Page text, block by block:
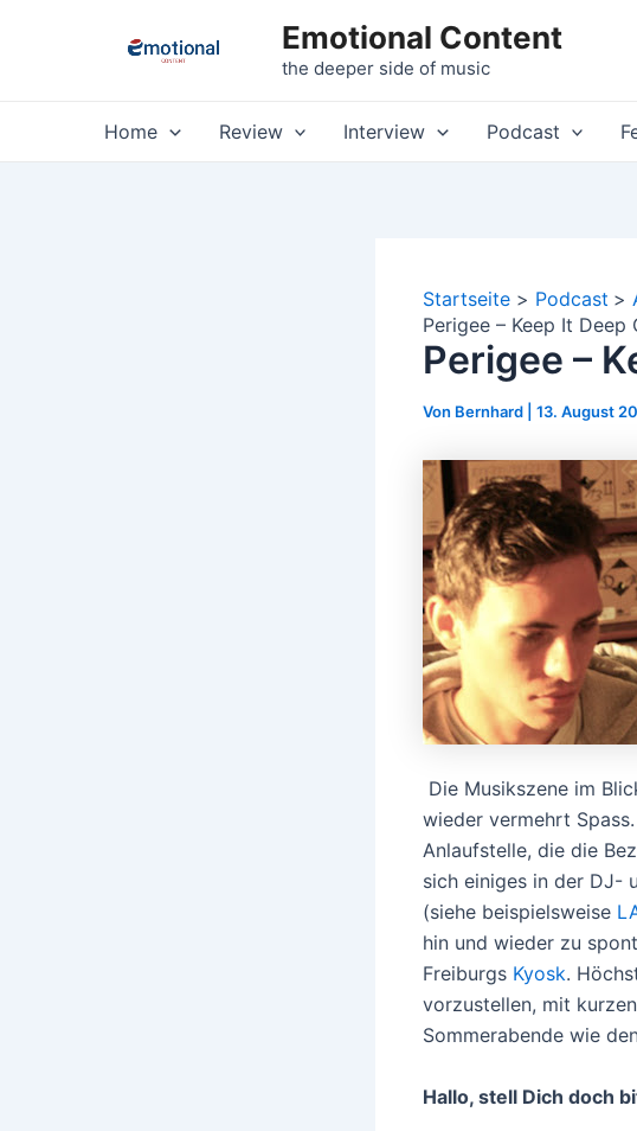
Emotional Content
the deeper side of music
Home Review Interview Podcast
Startseite Podcast
Perigee – Keep It Deep
Perigee –
Von Bernhard 13. August
Die Musikszene im
wieder vermehrt
Anlaufstelle, die die
sich einiges in der DJ-
(siehe beispielsweise
hin und wieder zu
Freiburgs Kyosk.
vorzustellen, mit
Sommerabende wie
Hallo, stell Dich doch